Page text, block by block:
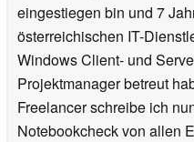
eingestiegen bin und 7
österreichischen IT-
Windows Client- und
Projektmanager betreut
Freelancer schreibe ich
Notebookcheck von allen